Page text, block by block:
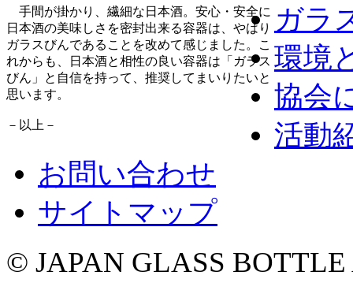
手間が掛かり、繊細な日本酒。安心・安全に
日本酒の美味しさを密封出来る容器は、やはり
ガラスびんであることを改めて感じました。こ
れからも、日本酒と相性の良い容器は「ガラス
びん」と自信を持って、推奨してまいりたいと
思います。
－以上－
ガラ
環境
協会
活動
お問い合わせ
サイトマップ
© JAPAN GLASS